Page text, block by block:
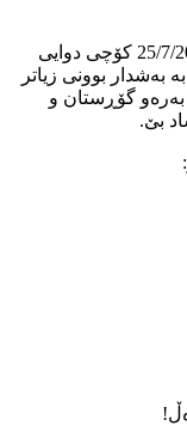
سه‌ره‌نجام ئه‌حمه‌دی شاملوو ڕۆژی 25/7/2000 کۆچی دوايی
کرد و له‌ ڕۆژی پێنج شه‌مه‌ی 23/7/2000 به‌ به‌شدار بوونی زياتر
گۆڕستان و
بێ.